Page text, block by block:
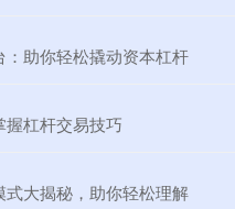
助你轻松撬动资本杠杆
杠杆交易技巧
大揭秘，助你轻松理解